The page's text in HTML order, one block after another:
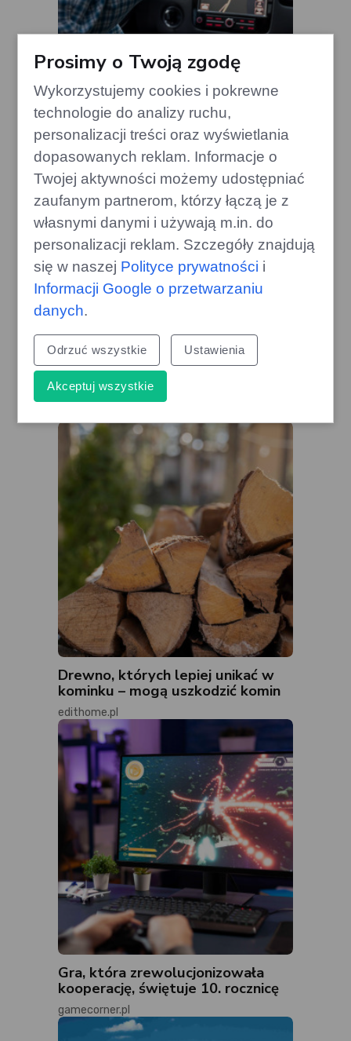
Skoda z przebiegiem 500 tys. km:
wciąż jak nowa, czy oszukują?
gazoo.pl
Cztery gry znikną z Game Pass w
połowie sierpnia
Drewno, których lepiej unikać w
kominku – mogą uszkodzić komin
edithome.pl
Gra, która zrewolucjonizowała
kooperację, świętuje 10. rocznicę
gamecorner.pl
Prosimy o Twoją zgodę
Wykorzystujemy cookies i pokrewne
technologie do analizy ruchu,
personalizacji treści oraz wyświetlania
dopasowanych reklam. Informacje o
Twojej aktywności możemy udostępniać
zaufanym partnerom, którzy łączą je z
własnymi danymi i używają m.in. do
personalizacji reklam. Szczegóły znajdują
się w naszej Polityce prywatności i
Informacji Google o przetwarzaniu
danych.
Odrzuć wszystkie Ustawienia
Akceptuj wszystkie